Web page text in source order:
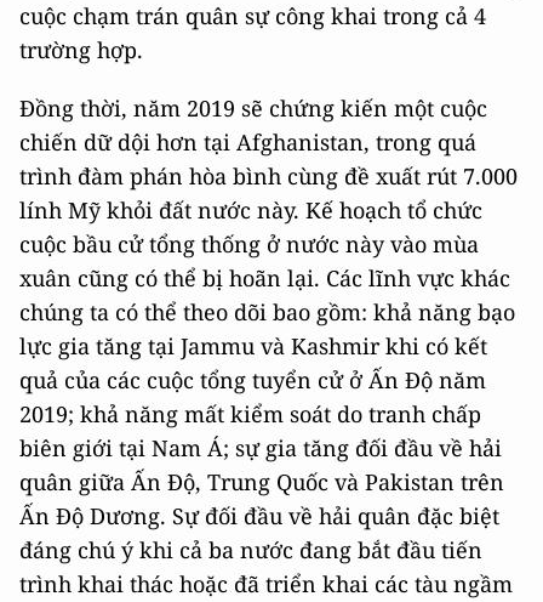
cuộc chạm trán quân sự công khai trong cả 4
trường hợp.
Đồng thời, năm 2019 sẽ chứng kiến một cuộc
chiến dữ dội hơn tại Afghanistan, trong quá
trình đàm phán hòa bình cùng đề xuất rút 7.000
lính Mỹ khỏi đất nước này. Kế hoạch tổ chức
cuộc bầu cử tổng thống ở nước này vào mùa
xuân cũng có thể bị hoãn lại. Các lĩnh vực khác
chúng ta có thể theo dõi bao gồm: khả năng bạo
lực gia tăng tại Jammu và Kashmir khi có kết
quả của các cuộc tổng tuyển cử ở Ấn Độ năm
2019; khả năng mất kiểm soát do tranh chấp
biên giới tại Nam Á; sự gia tăng đối đầu về hải
quân giữa Ấn Độ, Trung Quốc và Pakistan trên
Ấn Độ Dương. Sự đối đầu về hải quân đặc biệt
đáng chú ý khi cả ba nước đang bắt đầu tiến
trình khai thác hoặc đã triển khai các tàu ngầm